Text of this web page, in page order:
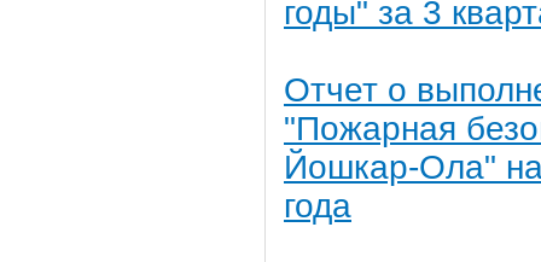
годы" за 3
Отчет о
"Пожарная
Йошкар-Ола"
года